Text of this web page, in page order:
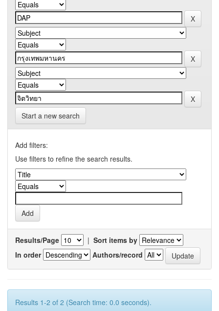
Start a new search
Add filters:
Use filters to refine the search results.
Results/Page | Sort items by
In order
Authors/record
Results 1-2 of 2 (Search time: 0.0 seconds).